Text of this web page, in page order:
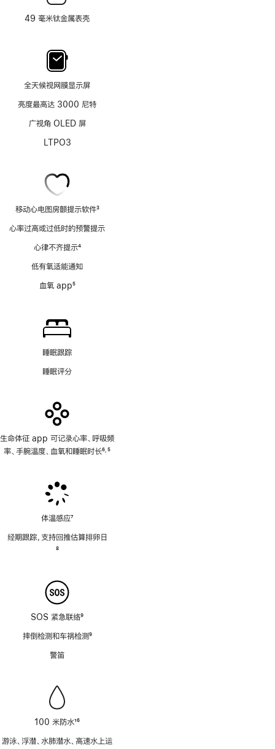
49 毫米钛金属表壳
全天候视网膜显示屏
亮度最高达 3000 尼特
广视角 OLED 屏
LTPO3
移动心电图房颤提示软件3
心率过高或过低时的预警提示
心律不齐提示4
低有氧适能通知
血氧 app5
睡眠跟踪
睡眠评分
生命体征 app 可记录心率、呼吸频
率、手腕温度、血氧和睡眠时长6 5
体温感应7
经期跟踪，支持回推估算排卵日
8
SOS 紧急联络9
摔倒检测和车祸检测9
警笛
100 米防水16
游泳、浮潜、水肺潜水、高速水上运